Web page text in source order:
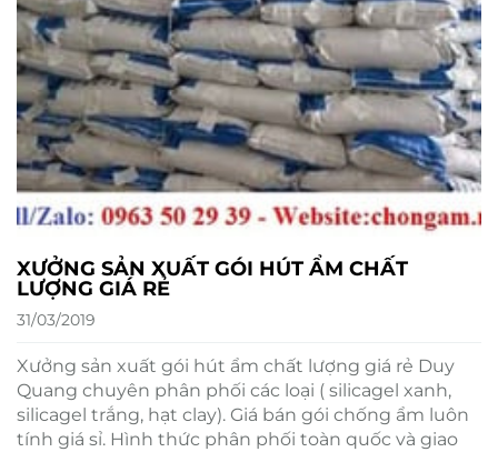
XƯỞNG SẢN XUẤT GÓI HÚT ẨM CHẤT
LƯỢNG GIÁ RẺ
31/03/2019
Xưởng sản xuất gói hút ẩm chất lượng giá rẻ Duy
Quang chuyên phân phối các loại ( silicagel xanh,
silicagel trắng, hạt clay). Giá bán gói chống ẩm luôn
tính giá sỉ. Hình thức phân phối toàn quốc và giao